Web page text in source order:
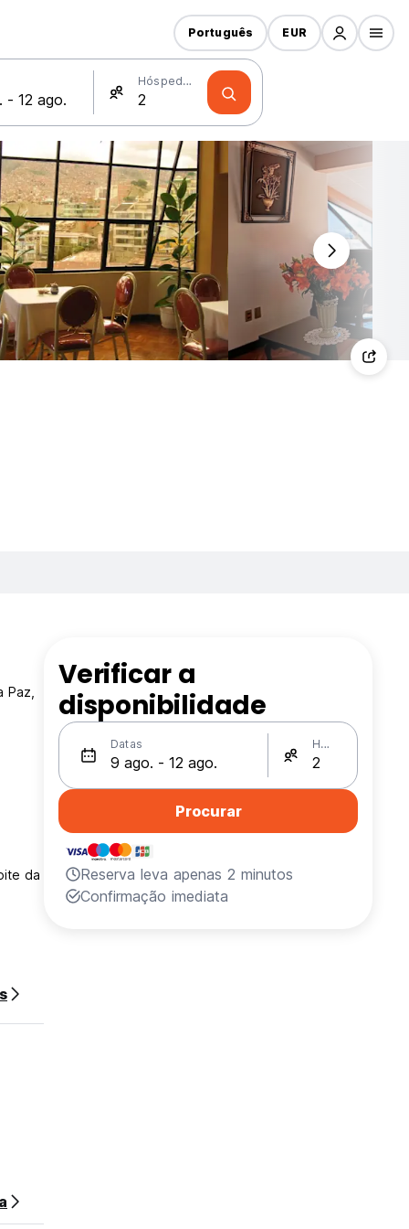
Hóspedes
Português EUR
da
Verificar a
disponibilidade
Datas Hóspedes
Procurar
Reserva leva apenas 2 minutos
Confirmação imediata